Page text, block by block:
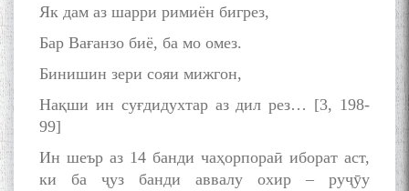
Як дам аз шарри римиён бигрез,
Бар Вағанзо биё, ба мо омез.
Бинишин зери сояи мижгон,
Нақши ин суғдидухтар аз дил рез… [3, 198-
99]
Ин шеър аз 14 банди чаҳорпораӣ иборат аст,
ки ба ҷуз банди аввалу охир – руҷӯу